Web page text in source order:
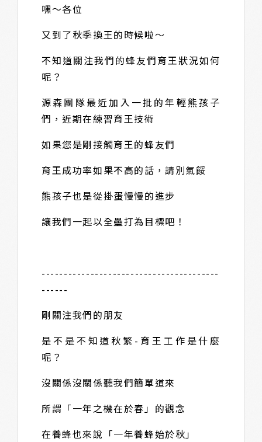
嘿～各位
又到了秋季換王的時候啦～
不知道關注我們的蜂友們育王狀況如何
呢？
源森團隊最近加入一批的年輕熊孩子
們，近期在練習育王技術
如果您是剛接觸育王的蜂友們
育王成功率如果不高的話，請別氣餒
熊孩子也是從掛蛋慢慢的進步
讓我們一起以全壘打為目標吧！
----------------------------------------
------
剛關注我們的朋友
是不是不知道秋繁-育王工作是什麼
呢？
沒關係沒關係聽我們簡單道來
所謂「一年之機在於春」的觀念
在養蜂也來說「一年養蜂始於秋」